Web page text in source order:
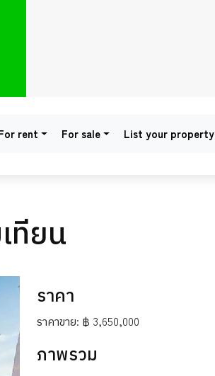
rent For sale List your property
ทียน
ราคา
ราคาขาย: ฿ 3,650,000
ภาพรวม